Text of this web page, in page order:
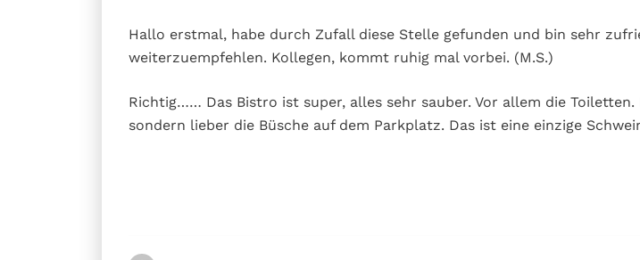
Hallo erstmal, habe durch Zufall diese Stelle gefunden und bin sehr
weiterzuempfehlen. Kollegen, kommt ruhig mal vorbei. (M.S.)
Richtig…… Das Bistro ist super, alles sehr sauber. Vor allem die
sondern lieber die Büsche auf dem Parkplatz. Das ist eine einzige